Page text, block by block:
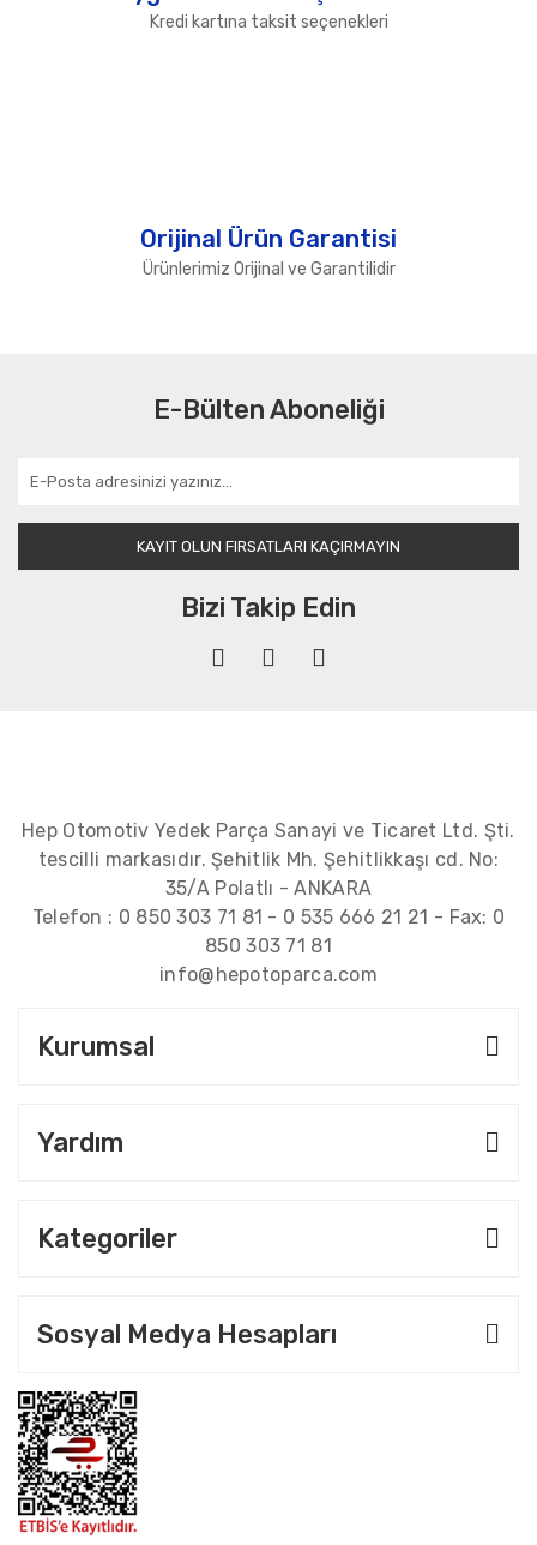
Kredi kartına taksit seçenekleri
Orijinal Ürün Garantisi
Ürünlerimiz Orijinal ve Garantilidir
E-Bülten Aboneliği
KAYIT OLUN FIRSATLARI KAÇIRMAYIN
Bizi Takip Edin
Hep Otomotiv Yedek Parça Sanayi ve Ticaret Ltd. Şti.
tescilli markasıdır. Şehitlik Mh. Şehitlikkaşı cd. No:
35/A Polatlı - ANKARA
Telefon : 0 850 303 71 81 - 0 535 666 21 21 - Fax: 0
850 303 71 81
info@hepotoparca.com
Kurumsal
Yardım
Kategoriler
Sosyal Medya Hesapları